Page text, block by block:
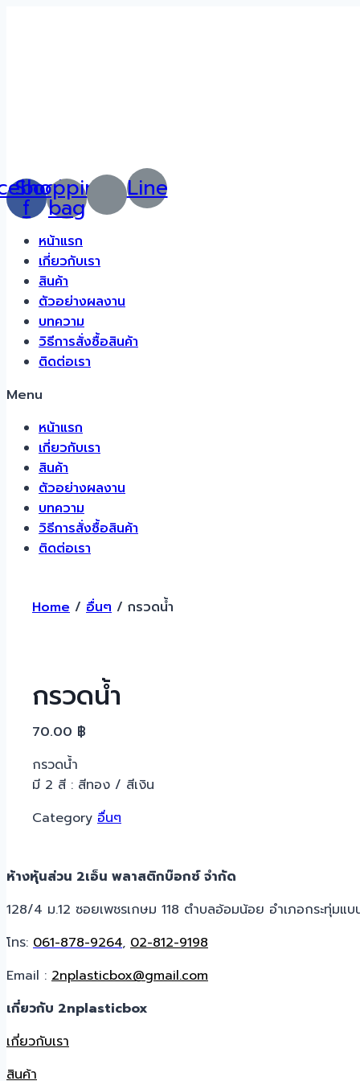
f
Shopping-
bag
Line
หน้าแรก
เกี่ยวกับเรา
สินค้า
ตัวอย่างผลงาน
บทความ
วิธีการสั่งซื้อสินค้า
ติดต่อเรา
Menu
หน้าแรก
เกี่ยวกับเรา
สินค้า
ตัวอย่างผลงาน
บทความ
วิธีการสั่งซื้อสินค้า
ติดต่อเรา
Home / อื่นๆ / กรวดน้ำ
กรวดน้ำ
70.00 ฿
กรวดน้ำ
มี 2 สี : สีทอง / สีเงิน
Category อื่นๆ
ห้างหุ้นส่วน 2เอ็น พลาสติกบ๊อกซ์ จำกัด
128/4 ม.12 ซอยเพชรเกษม 118 ตำบลอ้อมน้อย อำเภอกระทุ่มแ
โทร: 061-878-9264, 02-812-9198
Email : 2nplasticbox@gmail.com
เกี่ยวกับ 2nplasticbox
เกี่ยวกับเรา
สินค้า